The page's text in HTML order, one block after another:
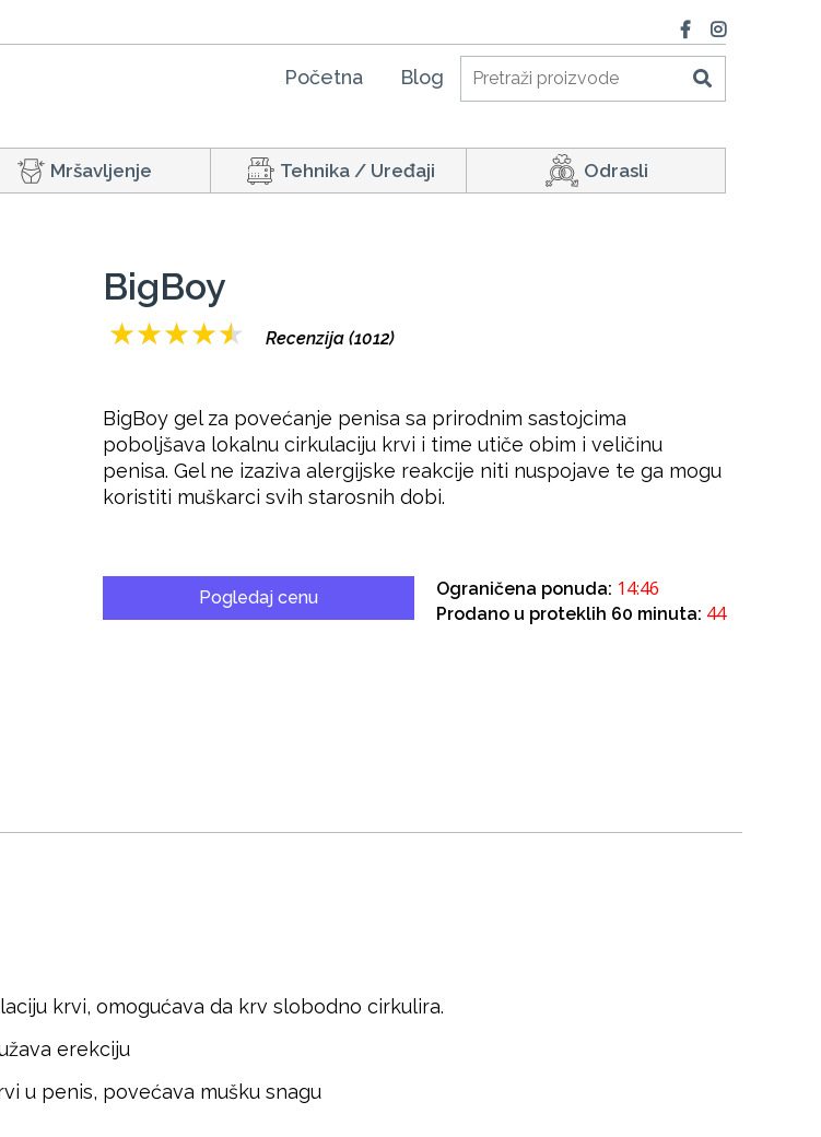
Početna Blog
Mršavljenje Tehnika / Uređaji Odrasli
BigBoy
★★★★★ Recenzija (1012)
BigBoy gel za povećanje penisa sa prirodnim sastojcima
poboljšava lokalnu cirkulaciju krvi i time utiče obim i veličinu
penisa. Gel ne izaziva alergijske reakcije niti nuspojave te ga mogu
koristiti muškarci svih starosnih dobi.
Pogledaj cenu Ograničena ponuda: 14:46
Prodano u proteklih 60 minuta: 44
krvi, omogućava da krv slobodno cirkulira.
erekciju
u penis, povećava mušku snagu